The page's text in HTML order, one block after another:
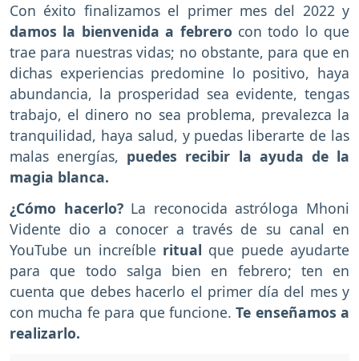
Con éxito finalizamos el primer mes del 2022 y
damos la bienvenida a febrero con todo lo que
trae para nuestras vidas; no obstante, para que en
dichas experiencias predomine lo positivo, haya
abundancia, la prosperidad sea evidente, tengas
trabajo, el dinero no sea problema, prevalezca la
tranquilidad, haya salud, y puedas liberarte de las
malas energías, puedes recibir la ayuda de la
magia blanca.
¿Cómo hacerlo? La reconocida astróloga Mhoni
Vidente dio a conocer a través de su canal en
YouTube un increíble ritual que puede ayudarte
para que todo salga bien en febrero; ten en
cuenta que debes hacerlo el primer día del mes y
con mucha fe para que funcione.Te enseñamos a
realizarlo.